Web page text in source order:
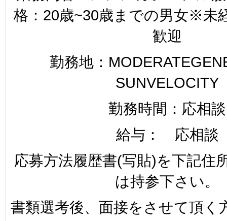
格：20歳~30歳までの男女※未
歓迎
勤務地：
SUNVELOCITY
勤務時間：応相談
給与： 応相談
応募方法履歴書(写貼)を下記住
は持参下さい。
書類選考後、面接をさせて頂く